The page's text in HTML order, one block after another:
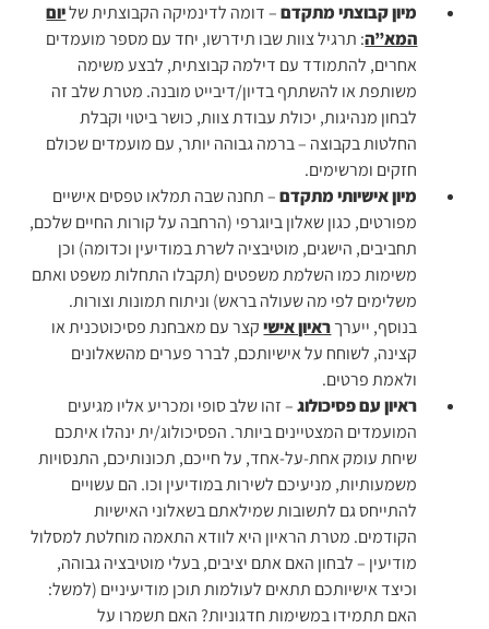
מיון קבוצתי מתקדם– דומה לדינמיקה הקבוצתית שליום
המא”ה: תרגיל צוות שבו תידרשו, יחד עם מספר מועמדים
אחרים, להתמודד עם דילמה קבוצתית, לבצע משימה
משותפת או להשתתף בדיון/דיבייט מובנה. מטרת שלב זה
לבחון מנהיגות, יכולת עבודת צוות, כושר ביטוי וקבלת
החלטות בקבוצה – ברמה גבוהה יותר, עם מועמדים שכולם
חזקים ומרשימים.
מיון אישיותי מתקדם– תחנה שבה תמלאו טפסים אישיים
מפורטים, כגון שאלון ביוגרפי (הרחבה על קורות החיים שלכם,
תחביבים, הישגים, מוטיבציה לשרת במודיעין וכדומה) וכן
משימות כמו השלמת משפטים (תקבלו התחלות משפט ואתם
משלימים לפי מה שעולה בראש) וניתוח תמונות וצורות.
בנוסף, ייערךראיון אישיקצר עם מאבחנת פסיכוטכנית או
קצינה, לשוחח על אישיותכם, לברר פערים מהשאלונים
ולאמת פרטים.
ראיון עם פסיכולוג– זהו שלב סופי ומכריע אליו מגיעים
המועמדים המצטיינים ביותר. הפסיכולוג/ית ינהלו איתכם
שיחת עומק אחת-על-אחד, על חייכם, תכונותיכם, התנסויות
משמעותיות, מניעיכם לשירות במודיעין וכו. הם עשויים
להתייחס גם לתשובות שמילאתם בשאלוני האישיות
הקודמים. מטרת הראיון היא לוודא התאמה מוחלטת למסלול
מודיעין – לבחון האם אתם יציבים, בעלי מוטיבציה גבוהה,
וכיצד אישיותכם תתאים לעולמות תוכן מודיעיניים (למשל:
האם תתמידו במשימות חדגוניות? האם תשמרו על